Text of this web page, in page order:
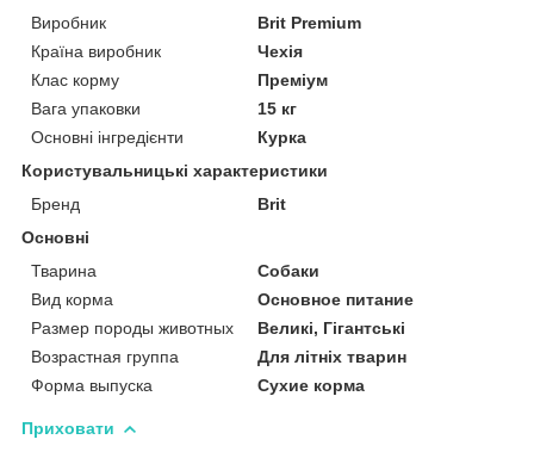
Виробник
Brit Premium
Країна виробник
Чехія
Клас корму
Преміум
Вага упаковки
15 кг
Основні інгредієнти
Курка
Користувальницькі характеристики
Бренд
Brit
Основні
Тварина
Собаки
Вид корма
Основное питание
Размер породы животных
Великі, Гігантські
Возрастная группа
Для літніх тварин
Форма выпуска
Сухие корма
Приховати